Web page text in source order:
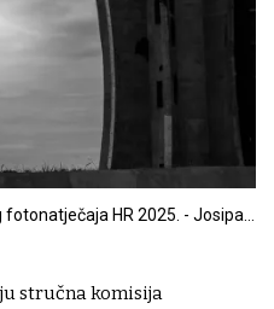
HR 2025. - Josipa
fotografiji Miroslav Ernješ)
stručna komisija